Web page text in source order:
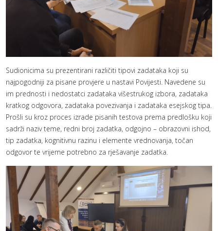
Sudionicima su prezentirani različiti tipovi zadataka koji su
najpogodniji za pisane provjere u nastavi Povijesti. Navedene su
im prednosti i nedostatci zadataka višestrukog izbora, zadataka
kratkog odgovora, zadataka povezivanja i zadataka esejskog tipa.
Prošli su kroz proces izrade pisanih testova prema predlošku koji
sadrži naziv teme, redni broj zadatka, odgojno – obrazovni ishod,
tip zadatka, kognitivnu razinu i elemente vrednovanja, točan
odgovor te vrijeme potrebno za rješavanje zadatka.